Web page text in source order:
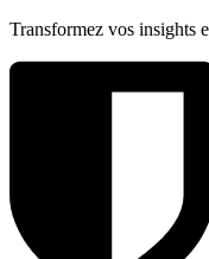
Transformez vos insights